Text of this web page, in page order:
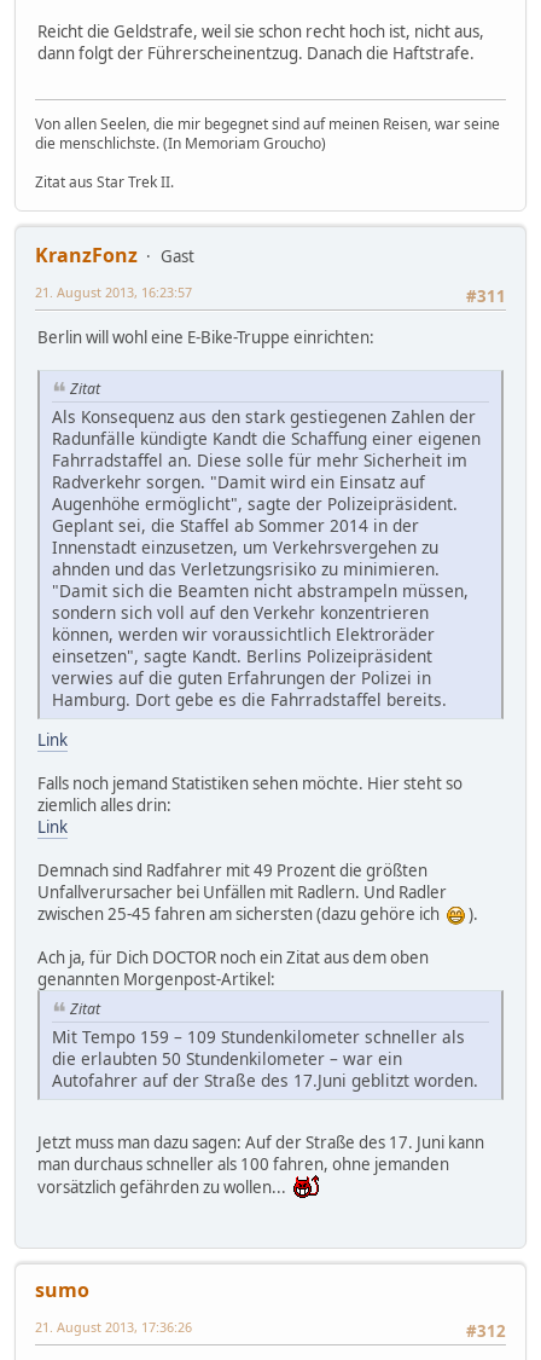
Reicht die Geldstrafe, weil sie schon recht hoch ist, nicht aus,
dann folgt der Führerscheinentzug. Danach die Haftstrafe.
Von allen Seelen, die mir begegnet sind auf meinen Reisen, war seine
die menschlichste. (In Memoriam Groucho)
Zitat aus Star Trek II.
KranzFonz
Gast
#311
21. August 2013, 16:23:57
Berlin will wohl eine E-Bike-Truppe einrichten:
Zitat
Als Konsequenz aus den stark gestiegenen Zahlen der
Radunfälle kündigte Kandt die Schaffung einer eigenen
Fahrradstaffel an. Diese solle für mehr Sicherheit im
Radverkehr sorgen. "Damit wird ein Einsatz auf
Augenhöhe ermöglicht", sagte der Polizeipräsident.
Geplant sei, die Staffel ab Sommer 2014 in der
Innenstadt einzusetzen, um Verkehrsvergehen zu
ahnden und das Verletzungsrisiko zu minimieren.
"Damit sich die Beamten nicht abstrampeln müssen,
sondern sich voll auf den Verkehr konzentrieren
können, werden wir voraussichtlich Elektroräder
einsetzen", sagte Kandt. Berlins Polizeipräsident
verwies auf die guten Erfahrungen der Polizei in
Hamburg. Dort gebe es die Fahrradstaffel bereits.
Link
Falls noch jemand Statistiken sehen möchte. Hier steht so
ziemlich alles drin:
Link
Demnach sind Radfahrer mit 49 Prozent die größten
Unfallverursacher bei Unfällen mit Radlern. Und Radler
zwischen 25-45 fahren am sichersten (dazu gehöre ich
).
Ach ja, für Dich DOCTOR noch ein Zitat aus dem oben
genannten Morgenpost-Artikel:
Zitat
Mit Tempo 159 – 109 Stundenkilometer schneller als
die erlaubten 50 Stundenkilometer – war ein
Autofahrer auf der Straße des 17.Juni geblitzt worden.
Jetzt muss man dazu sagen: Auf der Straße des 17. Juni kann
man durchaus schneller als 100 fahren, ohne jemanden
vorsätzlich gefährden zu wollen...
sumo
#312
21. August 2013, 17:36:26